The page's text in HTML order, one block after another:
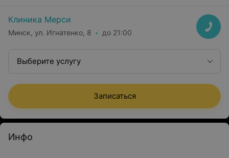
Клиника Мерси
Минск, ул. Игнатенко, 8 до 21:00
Выберите услугу
Записаться
Инфо